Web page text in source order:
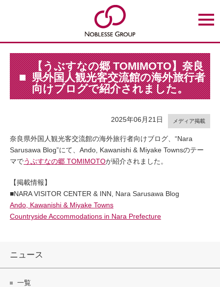
t
o
e
n
a
v
i
g
a
i
n
【うぶすなの郷 TOMIMOTO】奈良
県外国人観光客交流館の海外旅行者
向けブログで紹介されました。
メディア掲載
2025年06月21日
奈良県外国人観光客交流館の海外旅行者向けブログ、“Nara
Sarusawa Blog”にて、Ando, Kawanishi & Miyake Townsのテー
マでうぶすなの郷 TOMIMOTOが紹介されました。
【掲載情報】
■NARA VISITOR CENTER & INN, Nara Sarusawa Blog
Ando, Kawanishi & Miyake Towns
Countryside Accommodations in Nara Prefecture
ニュース
一覧